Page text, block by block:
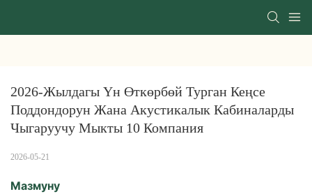
2026-Жылдагы Үн Өткөрбөй Турган Кеңсе
Поддондорун Жана Акустикалык Кабиналарды
Чыгаруучу Мыкты 10 Компания
2026-05-21
Мазмуну